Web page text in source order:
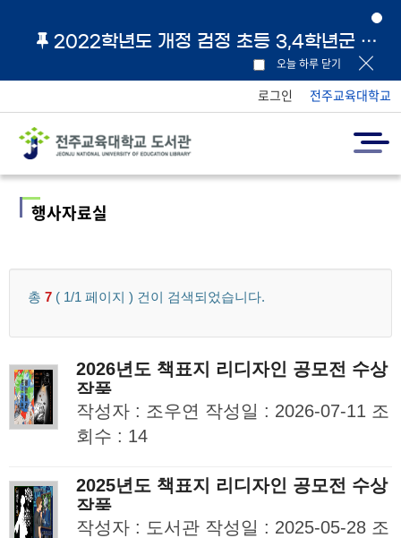
2022학년도 개정 검정 초등 3,4학년군 교과서 및 지도서 원문 링크 안내
오늘 하루 닫기
로그인 전주교육대학교
행사자료실
총7 ( 1/1 페이지 ) 건이 검색되었습니다.
2026년도 책표지 리디자인 공모전 수상
작품
작성자 : 조우연 작성일 : 2026-07-11 조
회수 : 14
2025년도 책표지 리디자인 공모전 수상
작품
작성자 : 도서관 작성일 : 2025-05-28 조